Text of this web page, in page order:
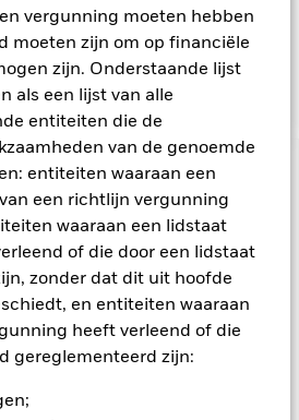
vergunning moeten hebben
moeten zijn om op financiële
zijn. Onderstaande lijst
als een lijst van alle
entiteiten die de
van de genoemde
entiteiten waaraan een
een richtlijn vergunning
waaraan een lidstaat
of die door een lidstaat
zonder dat dit uit hoofde
en entiteiten waaraan
heeft verleend of die
gereglementeerd zijn:
van het Fonds. Een
van het Fonds in vergelijking
dergelijke screening.
Kapitaalrisico.De waarde en
kunnen dalen en stijgen, en
verliezen mogelijk hun
in specifieke
of bedrijven. Dit betekent dat het
lokale economische, markt-,
en aan aandelen gerelateerde
door de dagelijkse schommelingen
politieke factoren, economisch